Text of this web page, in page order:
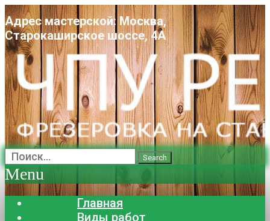
Адрес мастерской: Москва,
Старокаширское шоссе, 4А
Search
Menu
Главная
Виды работ